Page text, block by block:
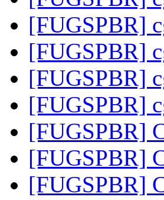
[FUGSPBR]
[FUGSPBR]
[FUGSPBR]
[FUGSPBR]
[FUGSPBR]
[FUGSPBR]
[FUGSPBR]